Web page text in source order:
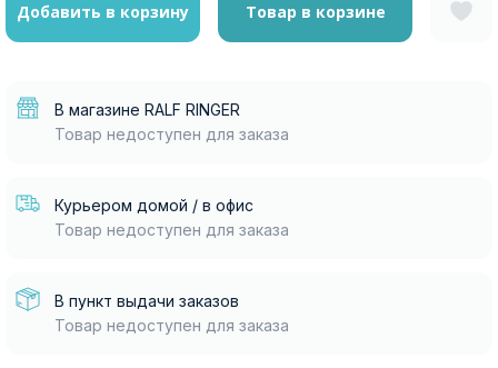
Добавить в корзину Товар в корзине
В магазине RALF RINGER
Товар недоступен для заказа
Курьером домой / в офис
Товар недоступен для заказа
В пункт выдачи заказов
Товар недоступен для заказа